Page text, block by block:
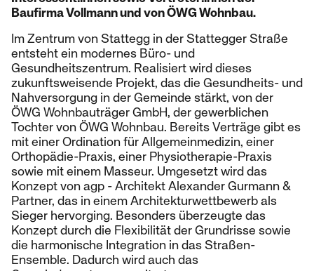
Baufirma Vollmann und von ÖWG Wohnbau.
Im Zentrum von Stattegg in der Stattegger Straße
entsteht ein modernes Büro- und
Gesundheitszentrum. Realisiert wird dieses
zukunftsweisende Projekt, das die Gesundheits- und
Nahversorgung in der Gemeinde stärkt, von der
ÖWG Wohnbauträger GmbH, der gewerblichen
Tochter von ÖWG Wohnbau. Bereits Verträge gibt es
mit einer Ordination für Allgemeinmedizin, einer
Orthopädie-Praxis, einer Physiotherapie-Praxis
sowie mit einem Masseur. Umgesetzt wird das
Konzept von agp - Architekt Alexander Gurmann &
Partner, das in einem Architekturwettbewerb als
Sieger hervorging. Besonders überzeugte das
Konzept durch die Flexibilität der Grundrisse sowie
die harmonische Integration in das Straßen-
Ensemble. Dadurch wird auch das